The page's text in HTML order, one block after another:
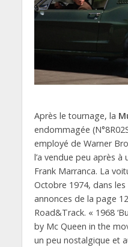
Après le tournage, la
endommagée
employé de Warner
l’a vendue peu après à
Frank Marranca. La
Octobre 1974, dans
annonces de la page
Road&Track. « 1968
by Mc Queen in the
un peu nostalgique et